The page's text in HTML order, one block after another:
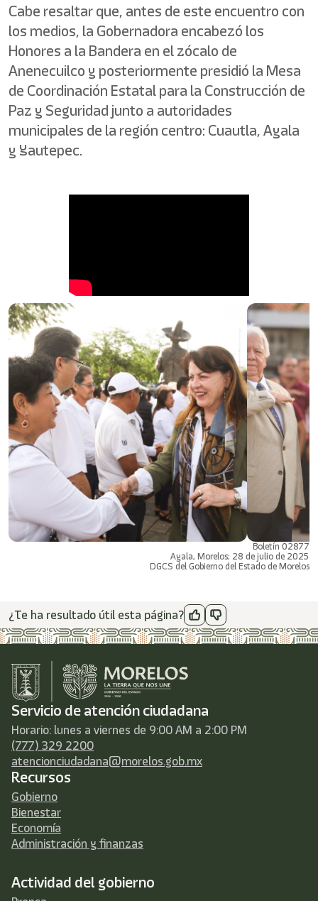
Cabe resaltar que, antes de este encuentro con
los medios, la Gobernadora encabezó los
Honores a la Bandera en el zócalo de
Anenecuilco y posteriormente presidió la Mesa
de Coordinación Estatal para la Construcción de
Paz y Seguridad junto a autoridades
municipales de la región centro: Cuautla, Ayala
y Yautepec.
Boletín 02877
Ayala, Morelos; 28 de julio de 2025
DGCS del Gobierno del Estado de Morelos
¿Te ha resultado útil esta página?
Servicio de atención ciudadana
Horario: lunes a viernes de 9:00 AM a 2:00 PM
(777) 329 2200
atencionciudadana@morelos.gob.mx
Recursos
Gobierno
Bienestar
Economía
Administración y finanzas
Actividad del gobierno